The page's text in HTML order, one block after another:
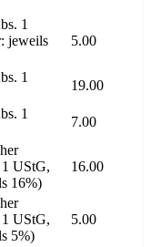
1
jeweils
5.00
1
19.00
1
7.00
UStG,
16%)
16.00
UStG,
5%)
5.00